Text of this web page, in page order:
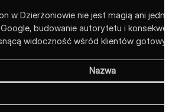
w Dzierżoniowie nie jest magią ani
budowanie autorytetu i
widoczność wśród klientów
Nazwa